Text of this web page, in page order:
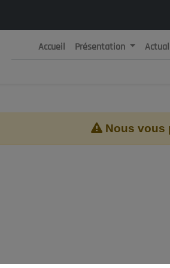
Accueil Présentation
Nous vous